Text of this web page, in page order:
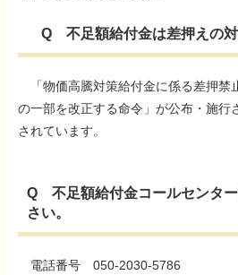
Q 不足額給付金は差押えの対
「物価高騰対策給付金に係る差押禁
の一部を改正する命令」が公布・施行
されています。
Q ​不足額給付金コールセンタ
さい。​
電話番号 050-2030-5786